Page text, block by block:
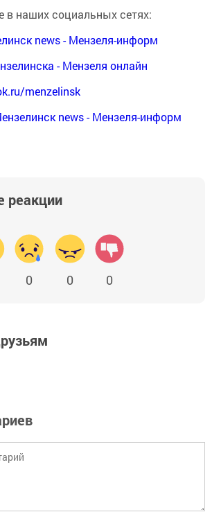
в наших социальных сетях:
news - Мензеля-информ
- Мензеля онлайн
menzelinsk
news - Мензеля-информ
реакции
0 0 0